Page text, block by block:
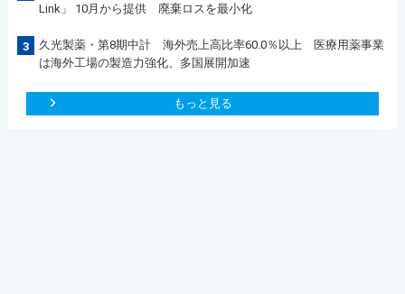
Link」 10月から提供 廃棄ロスを最小化
3
久光製薬・第8期中計 海外売上高比率60.0％以上 医療用薬事業
は海外工場の製造力強化、多国展開加速
もっと見る